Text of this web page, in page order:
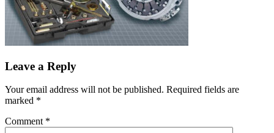
Leave a Reply
Your email address will not be published. Required fields are
marked *
Comment *